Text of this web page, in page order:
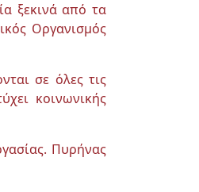
ξεκινά από τα
Οργανισμός
σε όλες τις
κοινωνικής
Πυρήνας